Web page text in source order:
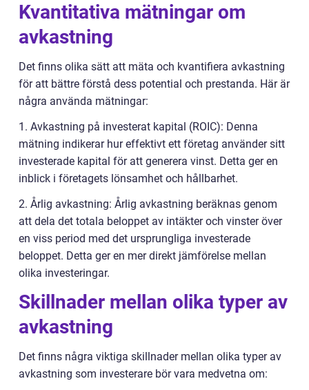
Kvantitativa mätningar om
avkastning
Det finns olika sätt att mäta och kvantifiera avkastning
för att bättre förstå dess potential och prestanda. Här är
några använda mätningar:
1. Avkastning på investerat kapital (ROIC): Denna
mätning indikerar hur effektivt ett företag använder sitt
investerade kapital för att generera vinst. Detta ger en
inblick i företagets lönsamhet och hållbarhet.
2. Årlig avkastning: Årlig avkastning beräknas genom
att dela det totala beloppet av intäkter och vinster över
en viss period med det ursprungliga investerade
beloppet. Detta ger en mer direkt jämförelse mellan
olika investeringar.
Skillnader mellan olika typer av
avkastning
Det finns några viktiga skillnader mellan olika typer av
avkastning som investerare bör vara medvetna om: